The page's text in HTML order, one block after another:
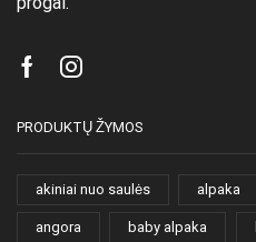
FacebookInstagram
PRODUKTŲ ŽYMOS
akiniai nuo saulės alpaka
angora baby alpaka